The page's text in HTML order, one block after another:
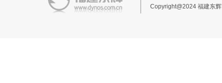
Copyright@2024 福建东